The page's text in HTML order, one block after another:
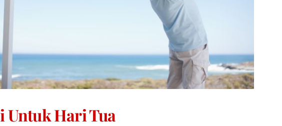
Untuk Hari Tua